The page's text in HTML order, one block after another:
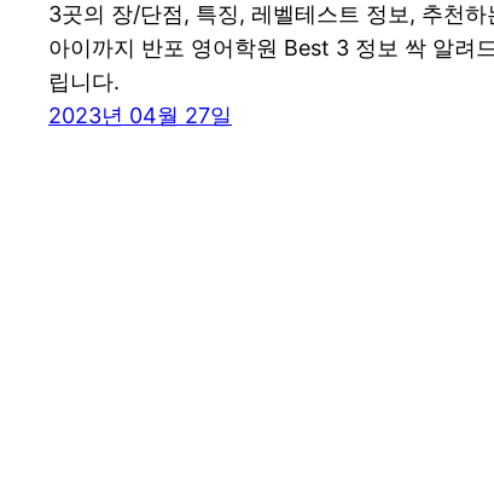
3곳의 장/단점, 특징, 레벨테스트 정보, 추천하
아이까지 반포 영어학원 Best 3 정보 싹 알려드
립니다.
2023년 04월 27일